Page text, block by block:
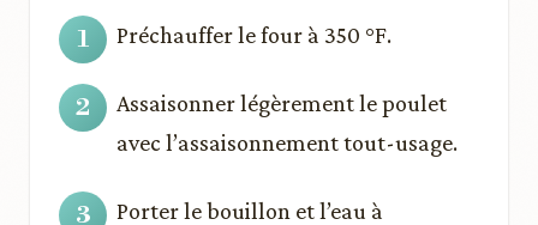
Préchauffer le four à 350 °F.
Assaisonner légèrement le poulet
avec l’assaisonnement tout-usage.
Porter le bouillon et l’eau à